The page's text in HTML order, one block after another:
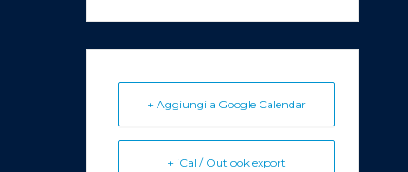
+ Aggiungi a Google Calendar
+ iCal / Outlook export